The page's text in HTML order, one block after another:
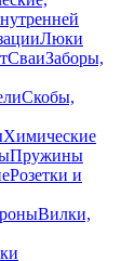
Люки
СваиЗаборы,
Скобы,
Химические
Пружины
Розетки и
Вилки,